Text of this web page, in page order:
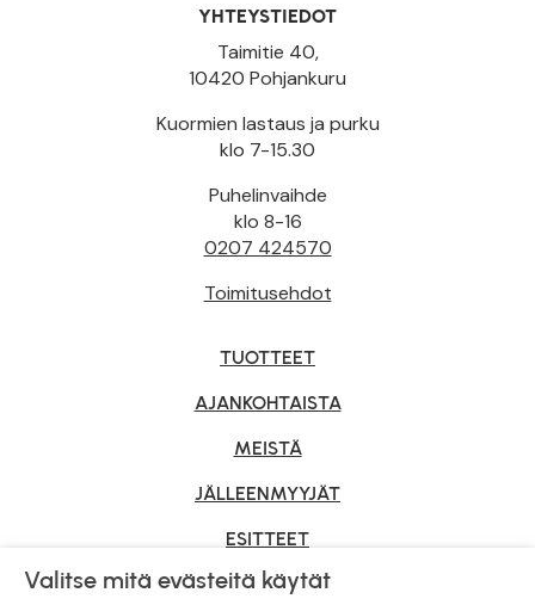
YHTEYSTIEDOT
Taimitie 40,
10420 Pohjankuru
Kuormien lastaus ja purku
klo 7-15.30
Puhelinvaihde
klo 8-16
0207 424570
Toimitusehdot
TUOTTEET
AJANKOHTAISTA
MEISTÄ
JÄLLEENMYYJÄT
ESITTEET
YRITYSMYYNTI
Valitse mitä evästeitä käytät